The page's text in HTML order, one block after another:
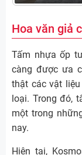
Hoa văn giả
Tấm nhựa ốp
càng được ưa
thật các vật
loại. Trong đó,
một trong
nay.
Hiện tại,